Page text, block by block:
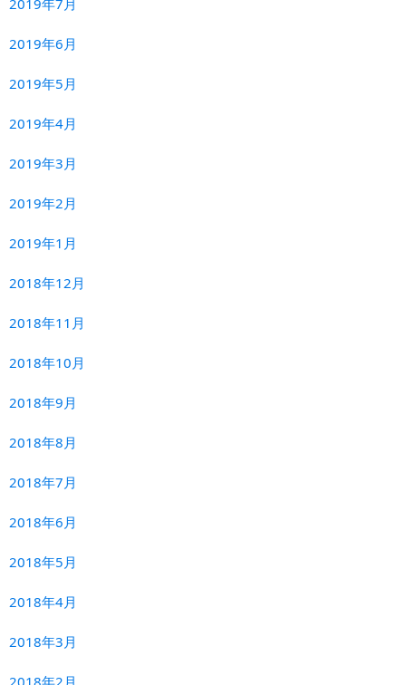
2019年7月
2019年6月
2019年5月
2019年4月
2019年3月
2019年2月
2019年1月
2018年12月
2018年11月
2018年10月
2018年9月
2018年8月
2018年7月
2018年6月
2018年5月
2018年4月
2018年3月